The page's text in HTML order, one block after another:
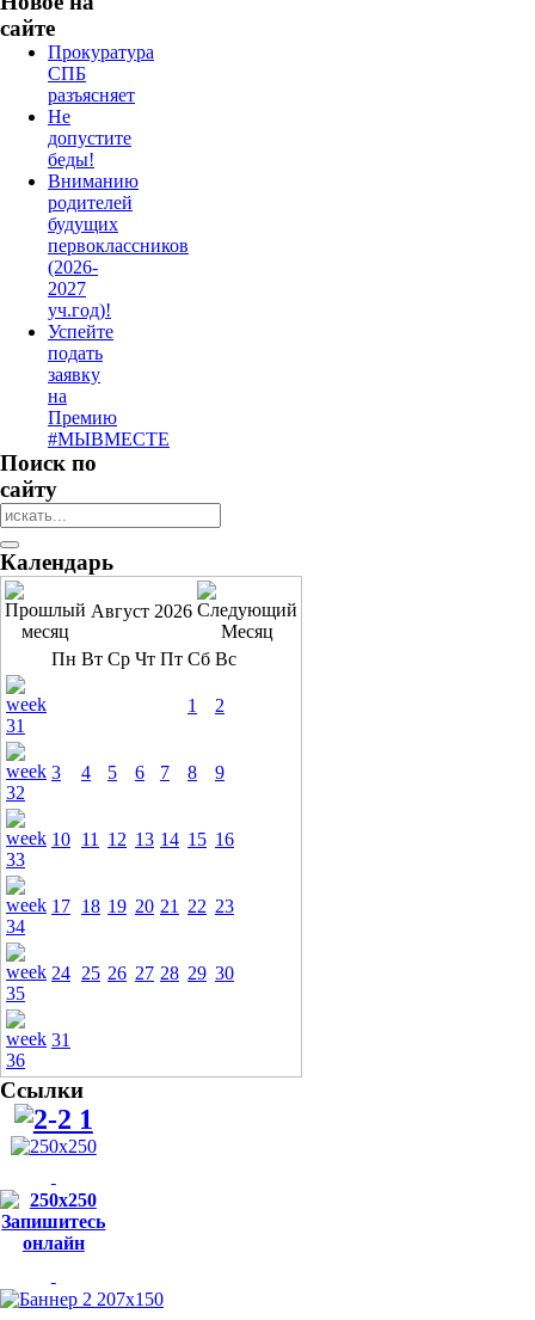
сайте
Прокуратура
СПБ
разъясняет
Не
допустите
беды!
Вниманию
родителей
будущих
первоклассников
(2026-
2027
уч.год)!
Успейте
подать
заявку
на
Премию
#МЫВМЕСТЕ
Поиск по
сайту
Календарь
Август 2026
Пн Вт Ср Чт Пт Сб Вс
1 2
3 4 5 6 7 8 9
10 11 12 13 14 15 16
17 18 19 20 21 22 23
24 25 26 27 28 29 30
31
Ссылки